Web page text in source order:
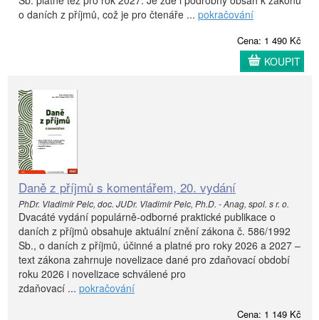
o daních z příjmů, což je pro čtenáře ... pokračování
Cena: 1 490 Kč
KOUPIT
Daně z příjmů s komentářem, 20. vydání
PhDr. Vladimír Pelc, doc. JUDr. Vladimír Pelc, Ph.D. - Anag, spol. s r. o.
Dvacáté vydání populárně-odborné praktické publikace o
daních z příjmů obsahuje aktuální znění zákona č. 586/1992
Sb., o daních z příjmů, účinné a platné pro roky 2026 a 2027 –
text zákona zahrnuje novelizace dané pro zdaňovací období
roku 2026 i novelizace schválené pro
zdaňovací ... pokračování
Cena: 1 149 Kč